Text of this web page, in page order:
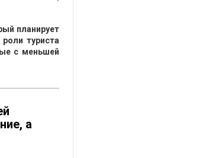
планирует
туриста
с меньшей
а